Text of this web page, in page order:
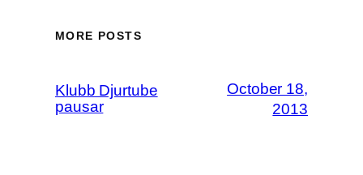
MORE POSTS
Klubb Djurtube
pausar
October 18,
2013